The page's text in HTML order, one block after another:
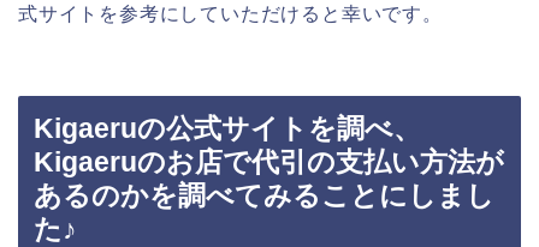
式サイトを参考にしていただけると幸いです。
Kigaeruの公式サイトを調べ、
Kigaeruのお店で代引の支払い方法が
あるのかを調べてみることにしまし
た♪